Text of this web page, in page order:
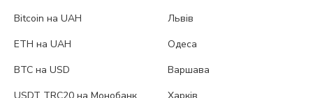
Bitcoin на UAH
ETH на UAH
BTC на USD
USDT TRC20 на Монобанк
Львів
Одеса
Варшава
Харків